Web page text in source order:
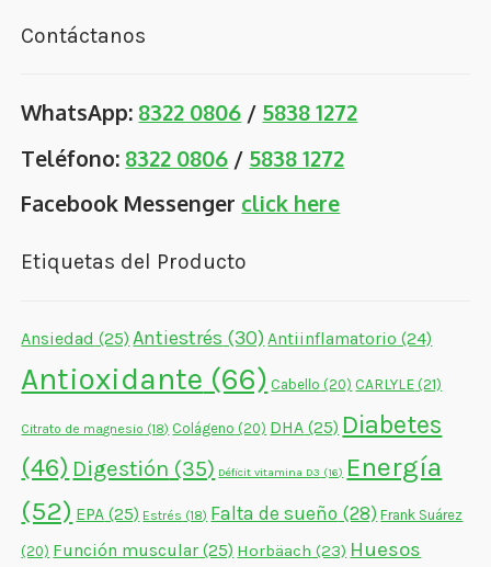
Contáctanos
WhatsApp: 8322 0806 / 5838 1272
Teléfono: 8322 0806 / 5838 1272
Facebook Messenger click here
Etiquetas del Producto
Ansiedad (25) Antiestrés (30)Antiinflamatorio (24)
Antioxidante (66) Cabello (20) CARLYLE(21)
Citrato de magnesio (18) Colágeno (20) DHA (25) Diabetes
(46) Digestión (35) Déficit vitamina D3 (16) Energía
(52) EPA (25) Estrés (18) Falta de sueño (28) Frank Suárez
(20) Función muscular (25) Horbäach (23) Huesos